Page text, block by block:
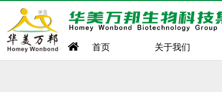
首页 关于我们